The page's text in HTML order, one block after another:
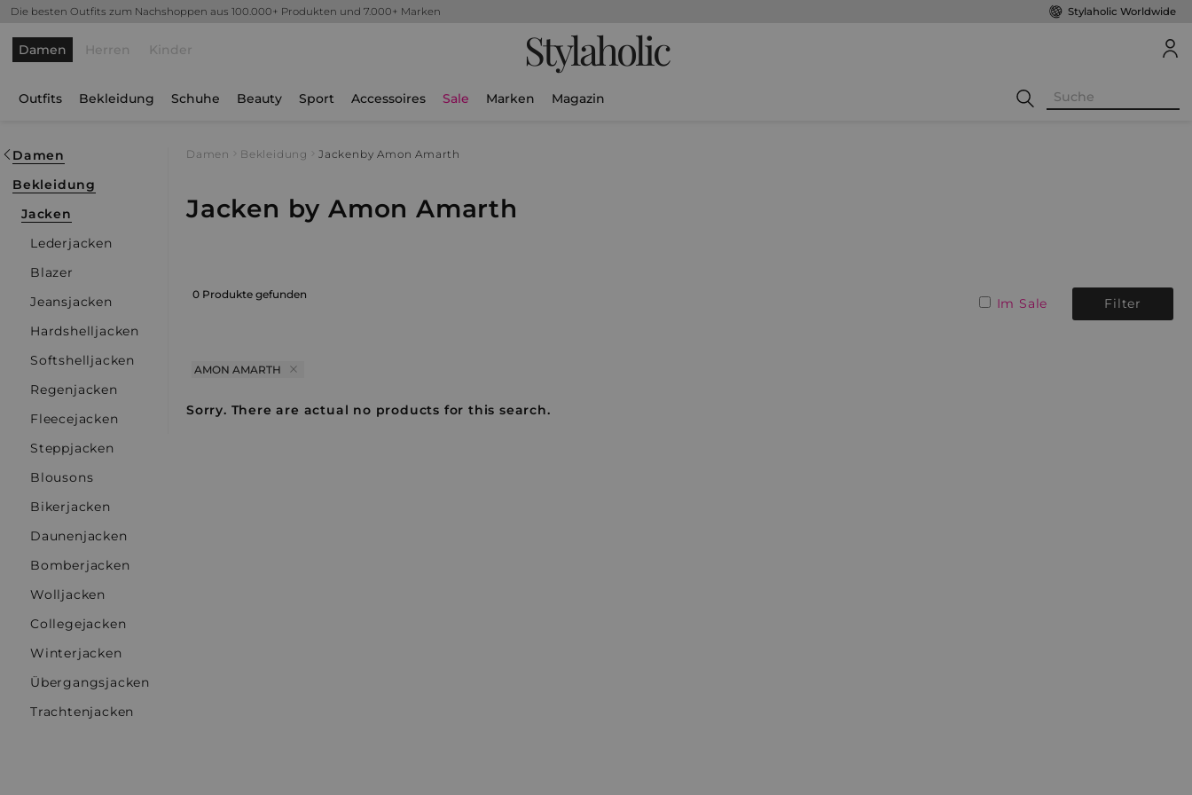
Die besten Outfits zum Nachshoppen aus 100.000+ Produkten und 7.000+ Marken Stylaholic Worldwide
Damen Herren Kinder Stylaholic
Outfits Bekleidung Schuhe Beauty Sport Accessoires Sale Marken Magazin
Damen
Bekleidung
Jacken
Lederjacken
Blazer
Jeansjacken
Hardshelljacken
Softshelljacken
Regenjacken
Fleecejacken
Steppjacken
Blousons
Bikerjacken
Daunenjacken
Bomberjacken
Wolljacken
Collegejacken
Winterjacken
Übergangsjacken
Trachtenjacken
Damen Bekleidung Jacken by Amon Amarth
Jacken by Amon Amarth
0 Produkte gefunden
Im Sale Filter
AMON AMARTH
Sorry. There are actual no products for this search.